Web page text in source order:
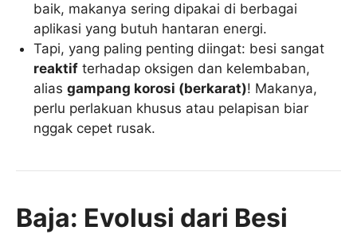
baik, makanya sering dipakai di berbagai
aplikasi yang butuh hantaran energi.
Tapi, yang paling penting diingat: besi sangat
reaktif terhadap oksigen dan kelembaban,
aliasgampang korosi (berkarat)! Makanya,
perlu perlakuan khusus atau pelapisan biar
nggak cepet rusak.
Baja: Evolusi dari Besi